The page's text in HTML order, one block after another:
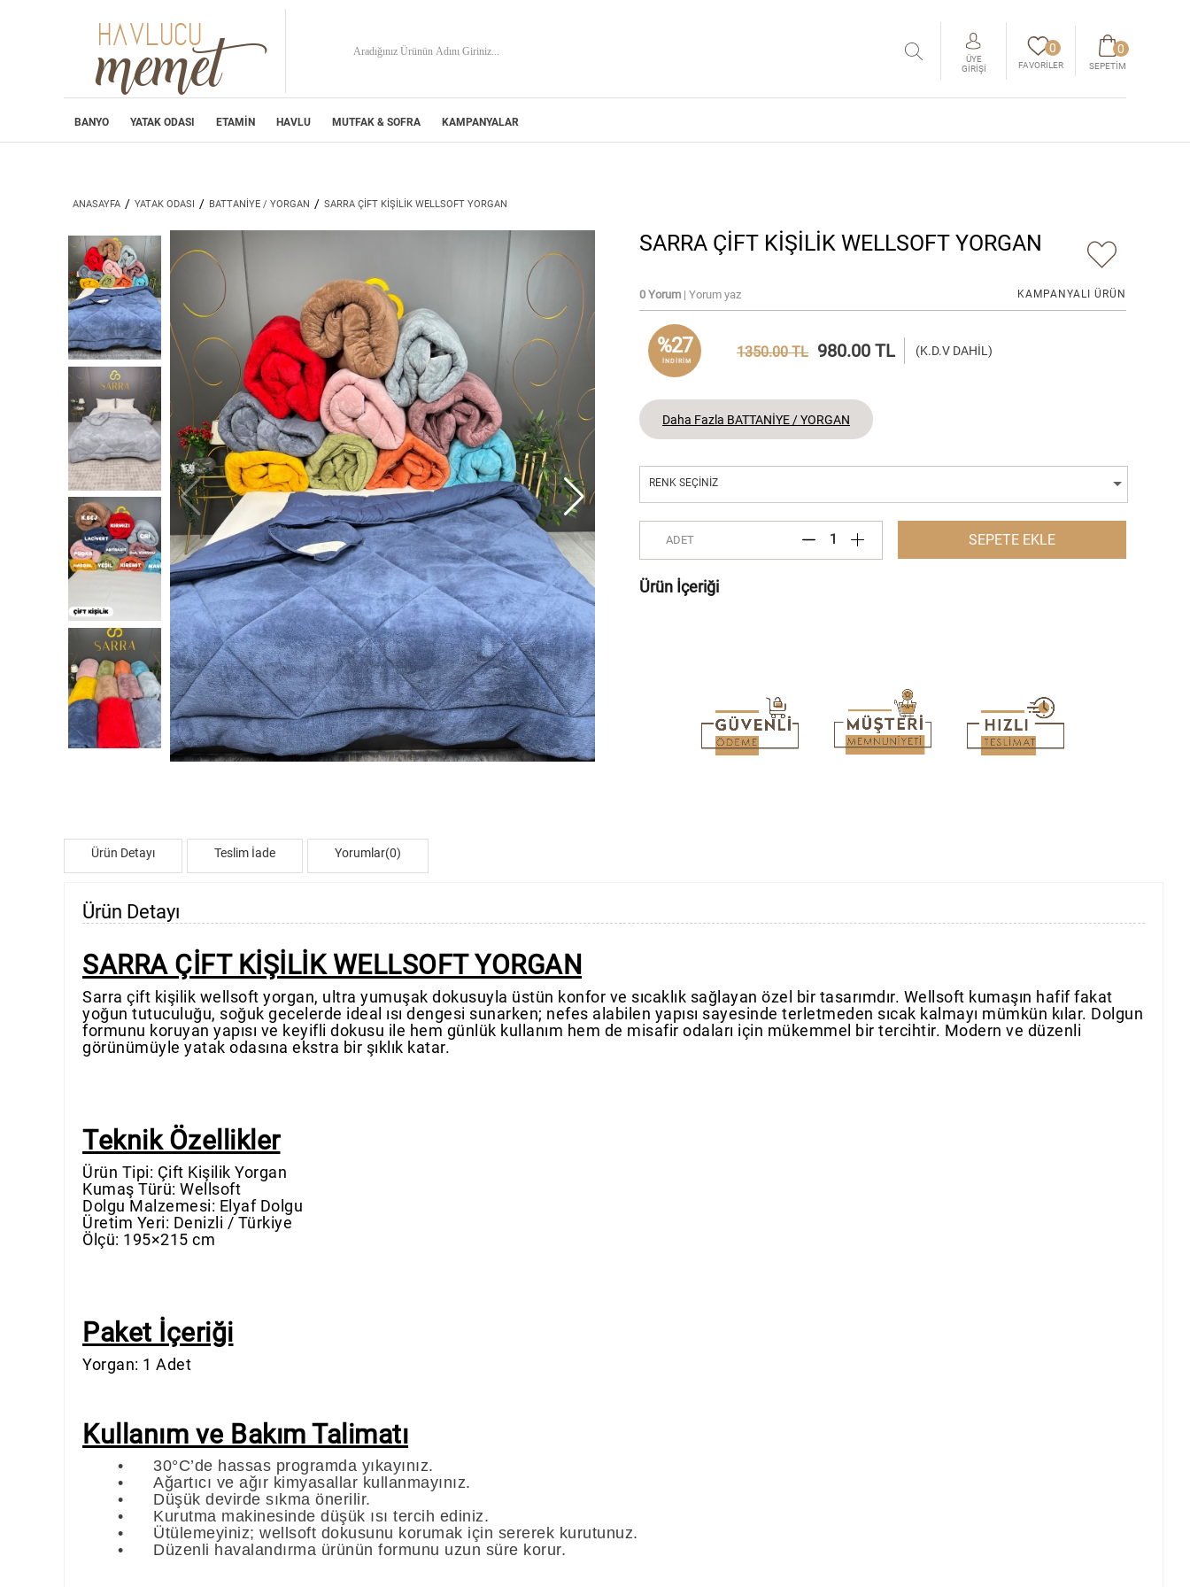
HAVLUCU
memet
ÜYE
GIRIŞI
0
FAVORILER
0
SEPETIM
BANYO YATAK ODASI ETAMİN HAVLU MUTFAK & SOFRA KAMPANYALAR
ANASAYFA / YATAK ODASI / BATTANİYE / YORGAN / SARRA ÇİFT KİŞİLİK WELLSOFT YORGAN
SARRA ÇİFT KİŞİLİK WELLSOFT YORGAN
0 Yorum | Yorum yaz KAMPANYALI ÜRÜN
%27
INDIRIM
1350.00 TL 980.00 TL (K.D.V DAHİL)
Daha Fazla BATTANİYE / YORGAN
RENK SEÇINIZ
ADET SEPETE EKLE
Ürün İçeriği
Ürün Detayı Teslim İade Yorumlar(0)
Ürün Detayı
SARRA ÇİFT KİŞİLİK WELLSOFT YORGAN
Sarra çift kişilik wellsoft yorgan, ultra yumuşak dokusuyla üstün konfor ve sıcaklık sağlayan özel bir tasarımdır. Wellsoft kumaşın hafif fakat
yoğun tutuculuğu, soğuk gecelerde ideal ısı dengesi sunarken; nefes alabilen yapısı sayesinde terletmeden sıcak kalmayı mümkün kılar. Dolgun
formunu koruyan yapısı ve keyifli dokusu ile hem günlük kullanım hem de misafir odaları için mükemmel bir tercihtir. Modern ve düzenli
görünümüyle yatak odasına ekstra bir şıklık katar.
Teknik Özellikler
Ürün Tipi: Çift Kişilik Yorgan
Kumaş Türü: Wellsoft
Dolgu Malzemesi: Elyaf Dolgu
Üretim Yeri: Denizli / Türkiye
Ölçü: 195×215 cm
Paket İçeriği
Yorgan: 1 Adet
Kullanım ve Bakım Talimatı
•
30°C’de hassas programda yıkayınız.
•
Ağartıcı ve ağır kimyasallar kullanmayınız.
•
Düşük devirde sıkma önerilir.
•
Kurutma makinesinde düşük ısı tercih ediniz.
•
Ütülemeyiniz; wellsoft dokusunu korumak için sererek kurutunuz.
•
Düzenli havalandırma ürünün formunu uzun süre korur.